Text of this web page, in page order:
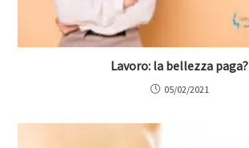
Lavoro: la bellezza paga?
05/02/2021